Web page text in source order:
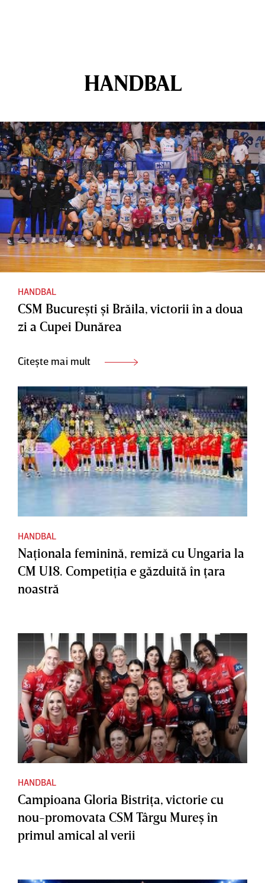
HANDBAL
HANDBAL
CSM Bucureşti şi Brăila, victorii în a doua
zi a Cupei Dunărea
Citește mai mult
HANDBAL
Naţionala feminină, remiză cu Ungaria la
CM U18. Competiţia e găzduită în ţara
noastră
HANDBAL
Campioana Gloria Bistriţa, victorie cu
nou-promovata CSM Târgu Mureş în
primul amical al verii